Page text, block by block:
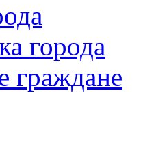
города
граждане